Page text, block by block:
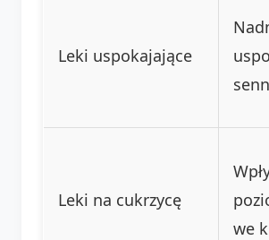
Leki uspokajające
Leki na cukrzycę
we